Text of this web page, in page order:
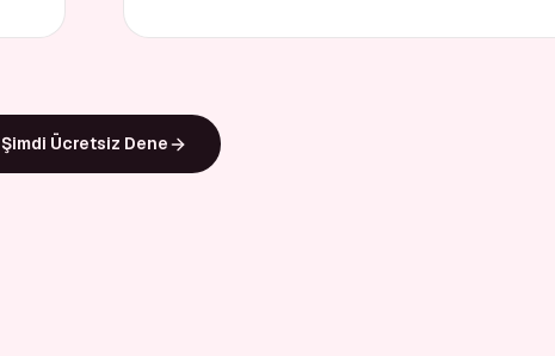
Şimdi Ücretsiz Dene